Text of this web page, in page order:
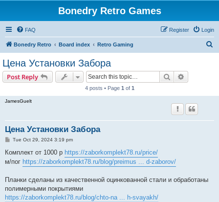
Bonedry Retro Games
FAQ Login
Register
Bonedry Retro Board index Retro Gaming
Цена Установки Забора
Post Reply Search
4 posts • Page 1 of 1
JamesGuelt
Цена Установки Забора
P
s
Tue Oct 29, 2024 3:19 pm
Комплект от 1000 р https://zaborkomplekt78.ru/price/
м/пог https://zaborkomplekt78.ru/blog/preimus ... d-zaborov/
Планки сделаны из качественной оцинкованной стали и обработаны
полимерными покрытиями
https://zaborkomplekt78.ru/blog/chto-na ... h-svayakh/